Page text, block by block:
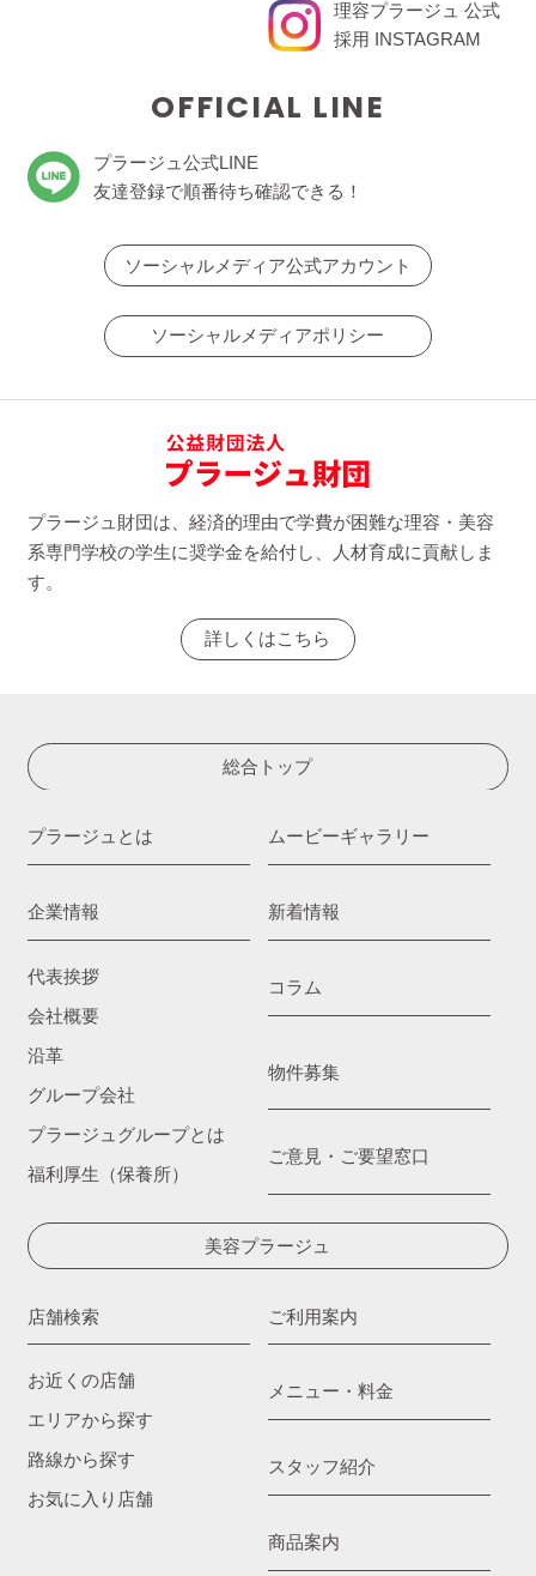
理容プラージュ 公式
採用 INSTAGRAM
OFFICIAL LINE
プラージュ公式LINE
友達登録で順番待ち確認できる！
ソーシャルメディア公式アカウント
ソーシャルメディアポリシー
プラージュ財団は、経済的理由で学費が困難な理容・美容
系専門学校の学生に奨学金を給付し、人材育成に貢献しま
す。
詳しくはこちら
総合トップ
プラージュとは
企業情報
代表挨拶
会社概要
沿革
グループ会社
プラージュグループとは
福利厚生（保養所）
ムービーギャラリー
新着情報
コラム
物件募集
ご意見・ご要望窓口
美容プラージュ
店舗検索
お近くの店舗
エリアから探す
路線から探す
お気に入り店舗
ご利用案内
メニュー・料金
スタッフ紹介
商品案内